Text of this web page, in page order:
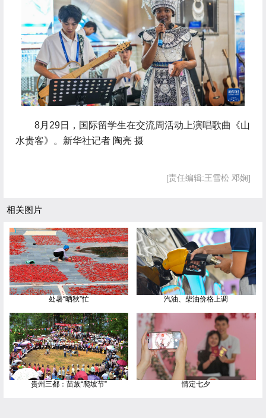
8月29日，国际留学生在交流周活动上演唱歌曲《山
水贵客》。新华社记者 陶亮 摄
[责任编辑:王雪松 邓娴]
相关图片
处暑“晒秋”忙 汽油、柴油价格上调
贵州三都：苗族“爬坡节” 情定七夕